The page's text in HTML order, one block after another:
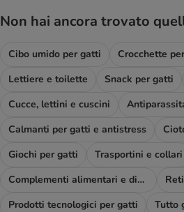
Non hai ancora trovato
Cibo umido per gatti
Crocchette
Lettiere e toilette
Snack per gatti
Cucce, lettini e cuscini
Calmanti per gatti e antistress
Giochi per gatti
Trasportini e collari
Complementi alimentari e diete
Prodotti tecnologici per gatti
Tutto